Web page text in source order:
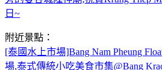
日~
附近景點：
[泰國水上市場]Bang Nam Pheung
場,泰式傳統小吃美食市集@Bang